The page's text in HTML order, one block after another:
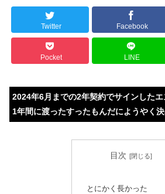
Twitter Facebook
Pocket LINE
2024年6月までの2年契約でサインした
1年間に渡ったすったもんだにようやく
目次
とにかく長かった